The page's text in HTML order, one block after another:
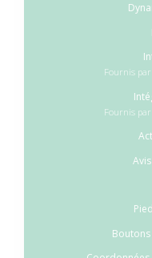
Fournis
Fournis